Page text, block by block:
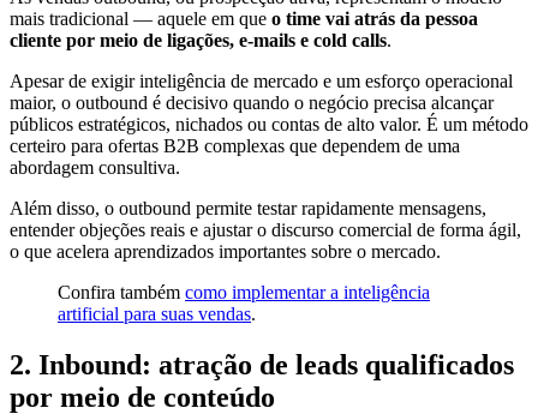
mais tradicional — aquele em que o time vai atrás da pessoa
cliente por meio de ligações, e-mails e cold calls.
Apesar de exigir inteligência de mercado e um esforço operacional
maior, o outbound é decisivo quando o negócio precisa alcançar
públicos estratégicos, nichados ou contas de alto valor. É um método
certeiro para ofertas B2B complexas que dependem de uma
abordagem consultiva.
Além disso, o outbound permite testar rapidamente mensagens,
entender objeções reais e ajustar o discurso comercial de forma ágil,
o que acelera aprendizados importantes sobre o mercado.
Confira também como implementar a inteligência
artificial para suas vendas.
2. Inbound: atração de leads qualificados
por meio de conteúdo